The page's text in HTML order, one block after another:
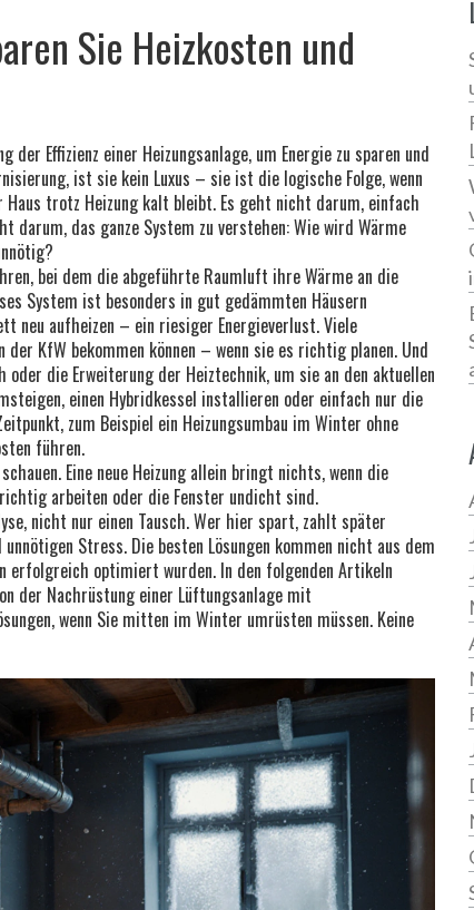
Sie Heizkosten und
der Effizienz einer Heizungsanlage, um Energie zu sparen und
, ist sie kein Luxus – sie ist die logische Folge, wenn
Haus trotz Heizung kalt bleibt. Es geht nicht darum, einfach
darum, das ganze System zu verstehen: Wie wird Wärme
bei dem die abgeführte Raumluft ihre Wärme an die
System ist besonders in gut gedämmten Häusern
neu aufheizen – ein riesiger Energieverlust. Viele
KfW bekommen können – wenn sie es richtig planen. Und
oder die Erweiterung der Heiztechnik, um sie an den aktuellen
einen Hybridkessel installieren oder einfach nur die
zum Beispiel ein Heizungsumbau im Winter ohne
führen.
Eine neue Heizung allein bringt nichts, wenn die
arbeiten oder die Fenster undicht sind.
nicht nur einen Tausch. Wer hier spart, zahlt später
Stress. Die besten Lösungen kommen nicht aus dem
erfolgreich optimiert wurden. In den folgenden Artikeln
der Nachrüstung einer Lüftungsanlage mit
wenn Sie mitten im Winter umrüsten müssen. Keine